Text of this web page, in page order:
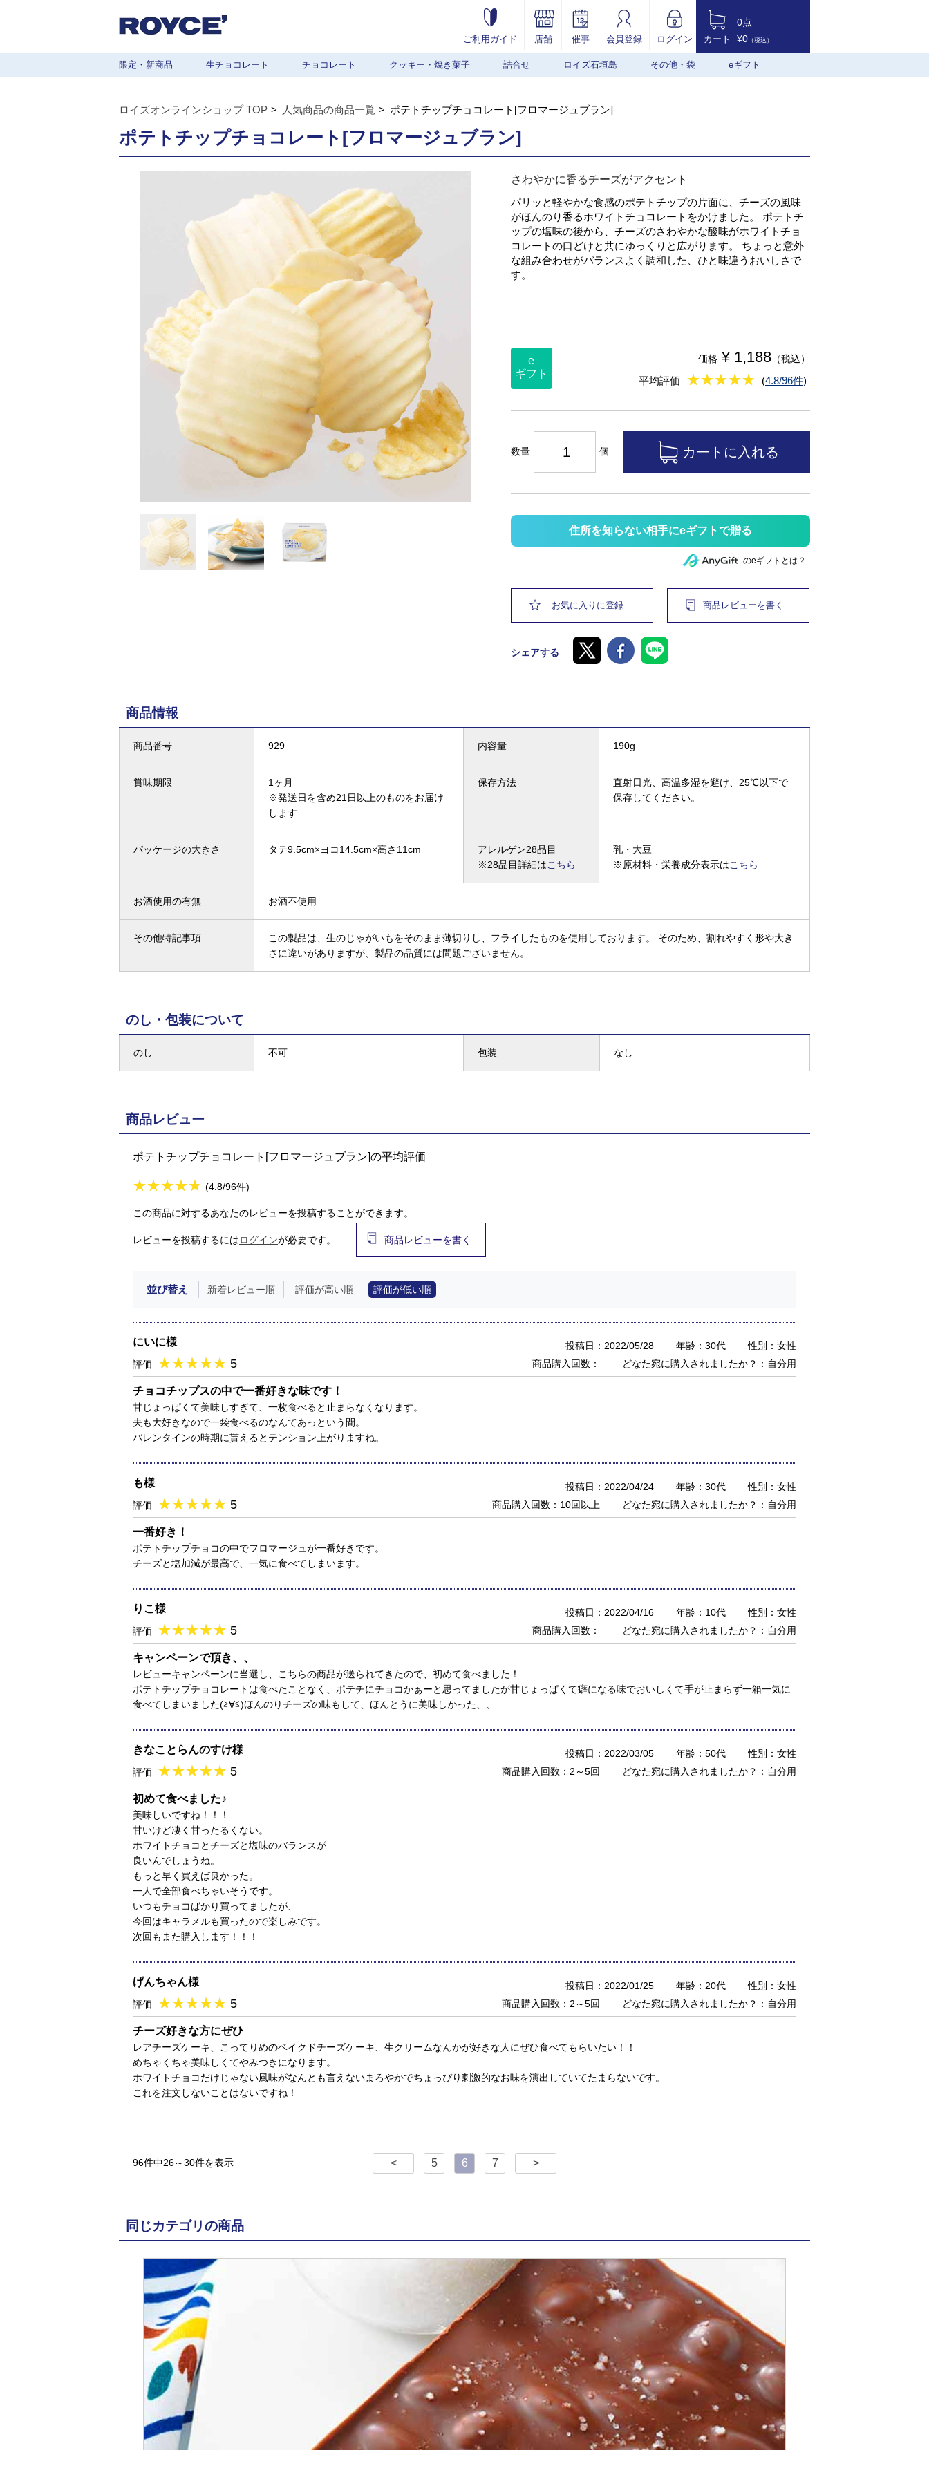
ご利用ガイド 店舗 催事 会員登録 ログイン カート
0点
¥0 （税込）
限定・新商品 生チョコレート チョコレート クッキー・焼き菓子 詰合せ ロイズ石垣島 その他・袋 eギフト
ロイズオンラインショップ TOP 人気商品の商品一覧 ポテトチップチョコレート[フロマージュブラン]
ポテトチップチョコレート[フロマージュブラン]
さわやかに香るチーズがアクセント
パリッと軽やかな食感のポテトチップの片面に、チーズの風味
がほんのり香るホワイトチョコレートをかけました。 ポテトチ
ップの塩味の後から、チーズのさわやかな酸味がホワイトチョ
コレートの口どけと共にゆっくりと広がります。 ちょっと意外
な組み合わせがバランスよく調和した、ひと味違うおいしさで
す。
e
ギフト
価格 ¥ 1,188 （税込）
平均評価 ★★★★★
★★★★★ (4.8/96件)
数量 個
住所を知らない相手にeギフトで贈る
のeギフトとは？
お気に入りに登録 商品レビューを書く
シェアする
商品情報
商品番号 929 内容量 190g
賞味期限
1ヶ月
※発送日を含め21日以上のものをお届け
します
保存方法
直射日光、高温多湿を避け、25℃以下で
保存してください。
パッケージの大きさ タテ9.5cm×ヨコ14.5cm×高さ11cm
アレルゲン28品目
※28品目詳細はこちら
乳・大豆
※原材料・栄養成分表示はこちら
お酒使用の有無 お酒不使用
その他特記事項
この製品は、生のじゃがいもをそのまま薄切りし、フライしたものを使用しております。 そのため、割れやすく形や大き
さに違いがありますが、製品の品質には問題ございません。
のし・包装について
のし 不可 包装 なし
商品レビュー
ポテトチップチョコレート[フロマージュブラン]の平均評価
★★★★★
★★★★★ (4.8/96件)
この商品に対するあなたのレビューを投稿することができます。
レビューを投稿するにはログインが必要です。 商品レビューを書く
並び替え 新着レビュー順 評価が高い順 評価が低い順
にいに様
評価 ★★★★★
★★★★★ 5
投稿日：2022/05/28 年齢：30代
性別：女性
商品購入回数：
どなた宛に購入されましたか？：自分用
チョコチップスの中で一番好きな味です！
甘じょっぱくて美味しすぎて、一枚食べると止まらなくなります。
夫も大好きなので一袋食べるのなんてあっという間。
バレンタインの時期に貰えるとテンション上がりますね。
も様
評価 ★★★★★
★★★★★ 5
投稿日：2022/04/24 年齢：30代
性別：女性
商品購入回数：10回以上
どなた宛に購入されましたか？：自分用
一番好き！
ポテトチップチョコの中でフロマージュが一番好きです。
チーズと塩加減が最高で、一気に食べてしまいます。
りこ様
評価 ★★★★★
★★★★★ 5
投稿日：2022/04/16 年齢：10代
性別：女性
商品購入回数：
どなた宛に購入されましたか？：自分用
キャンペーンで頂き、、
レビューキャンペーンに当選し、こちらの商品が送られてきたので、初めて食べました！
ポテトチップチョコレートは食べたことなく、ポテチにチョコかぁーと思ってましたが甘じょっぱくて癖になる味でおいしくて手が止まらず一箱一気に
食べてしまいました(≧∀≦)ほんのりチーズの味もして、ほんとうに美味しかった、、
きなことらんのすけ様
評価 ★★★★★
★★★★★ 5
投稿日：2022/03/05 年齢：50代
性別：女性
商品購入回数：2～5回
どなた宛に購入されましたか？：自分用
初めて食べました♪
美味しいですね！！！
甘いけど凄く甘ったるくない。
ホワイトチョコとチーズと塩味のバランスが
良いんでしょうね。
もっと早く買えば良かった。
一人で全部食べちゃいそうです。
いつもチョコばかり買ってましたが、
今回はキャラメルも買ったので楽しみです。
次回もまた購入します！！！
げんちゃん様
評価 ★★★★★
★★★★★ 5
投稿日：2022/01/25 年齢：20代
性別：女性
商品購入回数：2～5回
どなた宛に購入されましたか？：自分用
チーズ好きな方にぜひ
レアチーズケーキ、こってりめのベイクドチーズケーキ、生クリームなんかが好きな人にぜひ食べてもらいたい！！
めちゃくちゃ美味しくてやみつきになります。
ホワイトチョコだけじゃない風味がなんとも言えないまろやかでちょっぴり刺激的なお味を演出していてたまらないです。
これを注文しないことはないですね！
96件中26～30件を表示 < 5 6 7 >
同じカテゴリの商品